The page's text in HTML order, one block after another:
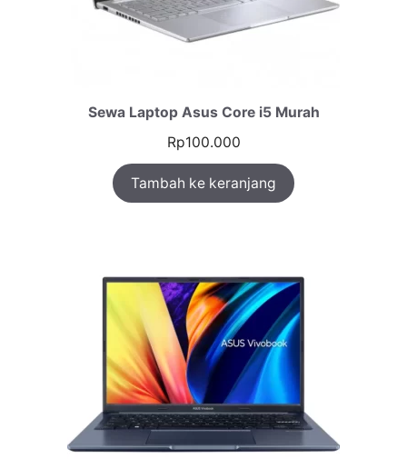
Sewa Laptop Asus Core i5 Murah
Rp100.000
Tambah ke keranjang